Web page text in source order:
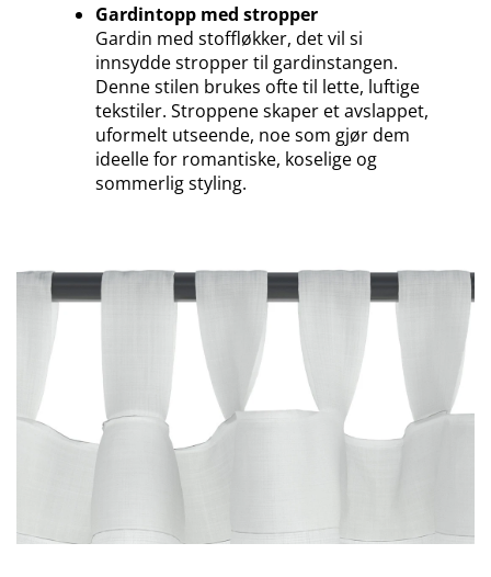
Gardintopp med stropper
Gardin med stoffløkker, det vil si
innsydde stropper til gardinstangen.
Denne stilen brukes ofte til lette, luftige
tekstiler. Stroppene skaper et avslappet,
uformelt utseende, noe som gjør dem
ideelle for romantiske, koselige og
sommerlig styling.